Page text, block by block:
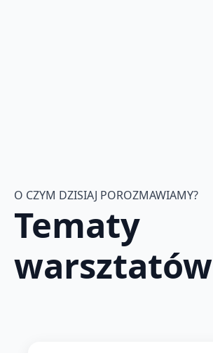
O CZYM DZISIAJ POROZMAWIAMY?
Tematy
warsztatów